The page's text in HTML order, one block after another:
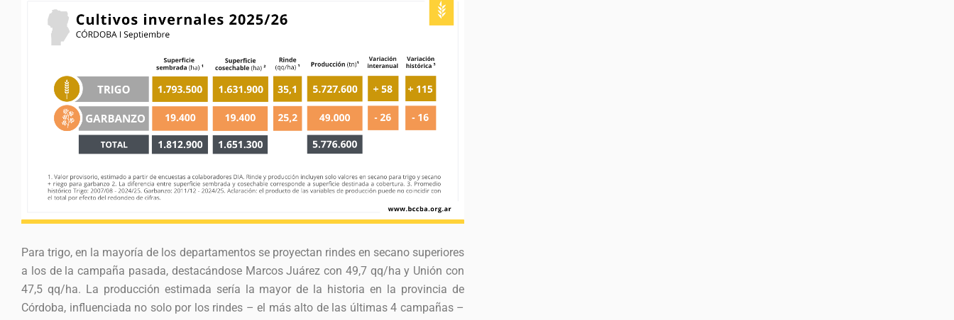
Para trigo, en la mayoría de los departamentos se proyectan rindes en secano superiores
a los de la campaña pasada, destacándose Marcos Juárez con 49,7 qq/ha y Unión con
47,5 qq/ha. La producción estimada sería la mayor de la historia en la provincia de
Córdoba, influenciada no solo por los rindes – el más alto de las últimas 4 campañas –